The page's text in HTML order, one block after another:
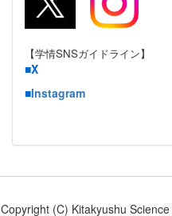
【学情SNSガイドライン】
■X
■Instagram
Copyright (C) Kitakyushu